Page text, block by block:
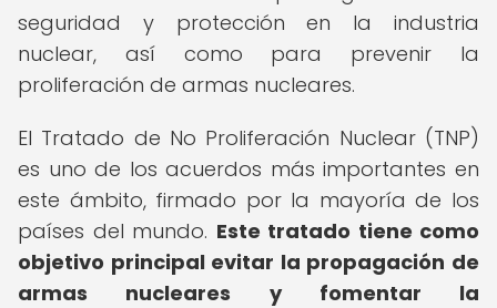
seguridad y protección en la industria
nuclear, así como para prevenir la
proliferación de armas nucleares.
El Tratado de No Proliferación Nuclear (TNP)
es uno de los acuerdos más importantes en
este ámbito, firmado por la mayoría de los
países del mundo. Este tratado tiene como
objetivo principal evitar la propagación de
armas nucleares y fomentar la